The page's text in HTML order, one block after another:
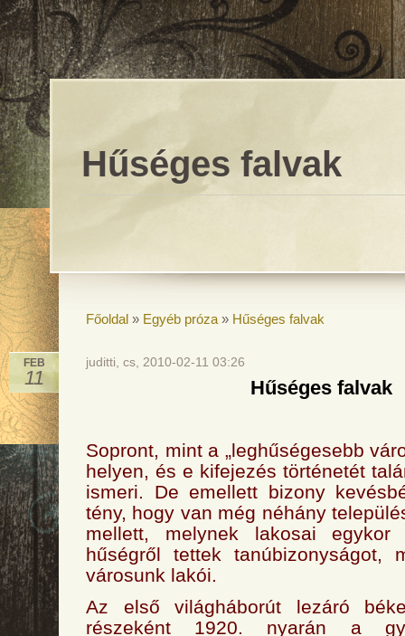
Hűséges falvak
Főoldal » Egyéb próza » Hűséges falvak
FEB
11
juditti, cs, 2010-02-11 03:26
Hűséges falvak
Sopront, mint a „leghűségesebb
helyen, és e kifejezés történetét
ismeri. De emellett bizony
tény, hogy van még néhány
mellett, melynek lakosai egykor
hűségről tettek tanúbizonyságot,
városunk lakói.
Az első világháborút lezáró
részeként 1920. nyarán a